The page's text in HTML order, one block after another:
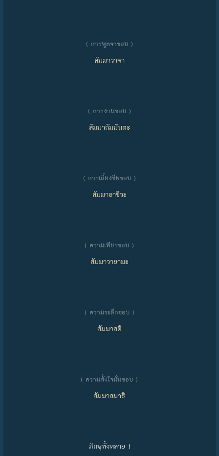
( การพูดจาชอบ )
สัมมาวาจา
( การงานชอบ )
สัมมากัมมันตะ
( การเลี้ยงชีพชอบ )
สัมมาอาชีวะ
( ความเพียรชอบ )
สัมมาวายามะ
( ความระลึกชอบ )
สัมมาสติ
( ความตั้งใจมั่นชอบ )
สัมมาสมาธิ
ภิกษุทั้งหลาย !